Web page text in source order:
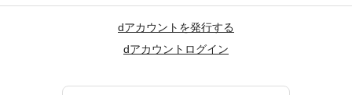
dアカウントを発行する
dアカウントログイン